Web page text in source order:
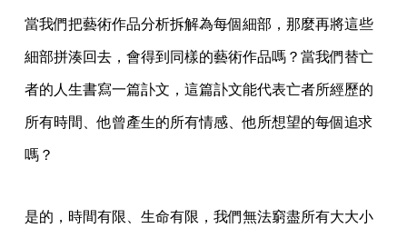
當我們把藝術作品分析拆解為每個細部，那麼再將這些
細部拼湊回去，會得到同樣的藝術作品嗎？當我們替亡
者的人生書寫一篇訃文，這篇訃文能代表亡者所經歷的
所有時間、他曾產生的所有情感、他所想望的每個追求
嗎？
是的，時間有限、生命有限，我們無法窮盡所有大大小